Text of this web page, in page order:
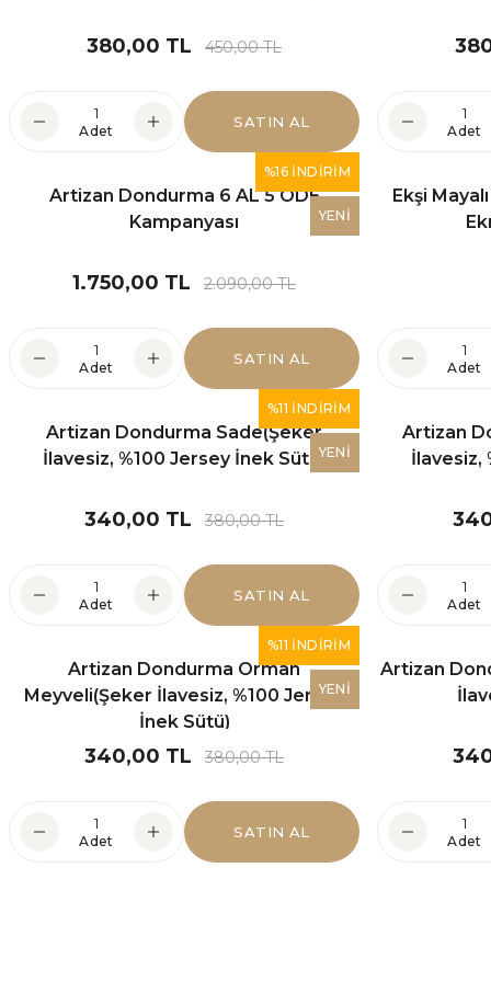
Antep Fıstıklı Çikolatalı Tart(Glütensiz ve Şeker
190,00 TL 240,00 TL
SATIN AL
Fıstıklı Çiçek Pasta(Glütensiz, Laktozsuz ve Şeker
2.500,00 TL 2.800,00 TL
SATIN
Orman Meyveli Vegan Pasta Bütün(Glütensiz ve Şeker
2.400,00 TL
Adet
SATIN AL
Glutensiz Japonez Kurabiye(Şeker İlavesiz)
425,00 TL
Tahinli
380,00 TL 450,00 TL
Adet
SATIN AL
Adet
%16 İNDİRİM
YENİ
Artizan Dondurma 6 AL 5 ÖDE
Kampanyası
1.750,00 TL 2.090,00 TL
Adet
SATIN AL
Ekşi
Adet
%11 İNDİRİM
YENİ
Artizan Dondurma Sade(Şeker
İlavesiz, %100 Jersey İnek Sütü)
340,00 TL 380,00 TL
Adet
SATIN AL
Artizan
İlavesiz,
Adet
%11 İNDİRİM
YENİ
Artizan Dondurma Orman
Meyveli(Şeker İlavesiz, %100 Jersey
İnek Sütü)
340,00 TL 380,00 TL
Adet
SATIN AL
Artizan
Adet